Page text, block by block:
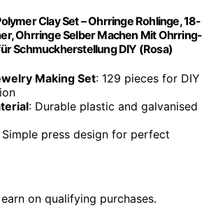
Clay Set – Ohrringe Rohlinge, 18-
Ohrringe Selber Machen Mit Ohrring-
Schmuckherstellung DIY (Rosa)
Making Set: 129 pieces for DIY
: Durable plastic and galvanised
Simple press design for perfect
on qualifying purchases.